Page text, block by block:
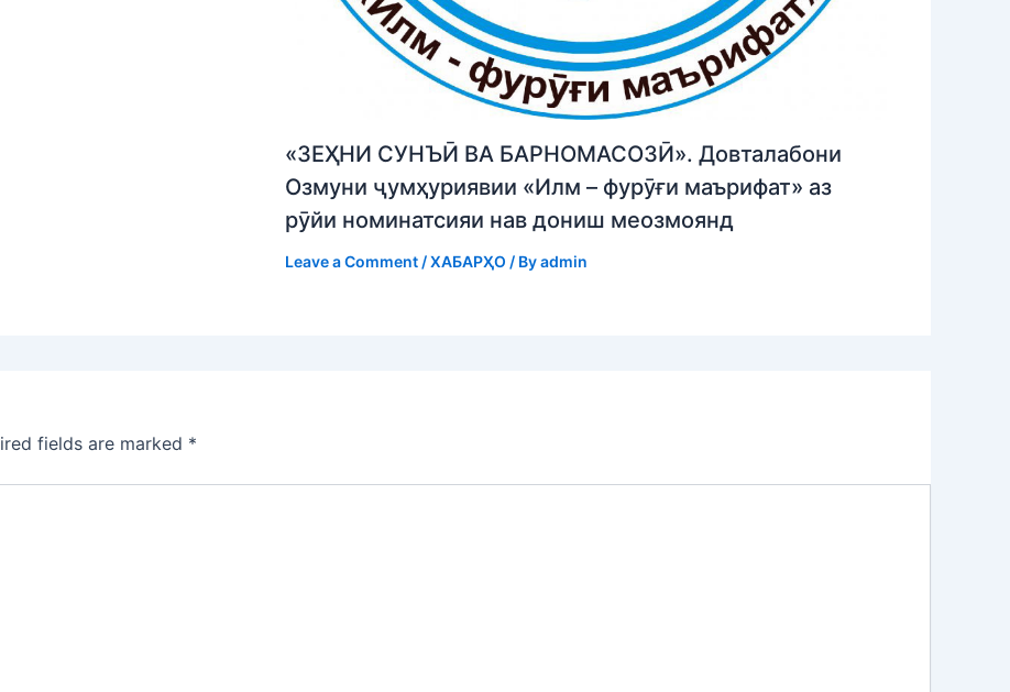
«ЗЕҲНИ СУНЪӢ ВА БАРНОМАСОЗӢ». Довталабони
Озмуни ҷумҳуриявии «Илм – фурӯғи маърифат» аз
рӯйи номинатсияи нав дониш меозмоянд
Leave a Comment /ХАБАРҲО / Byadmin
fields are marked *